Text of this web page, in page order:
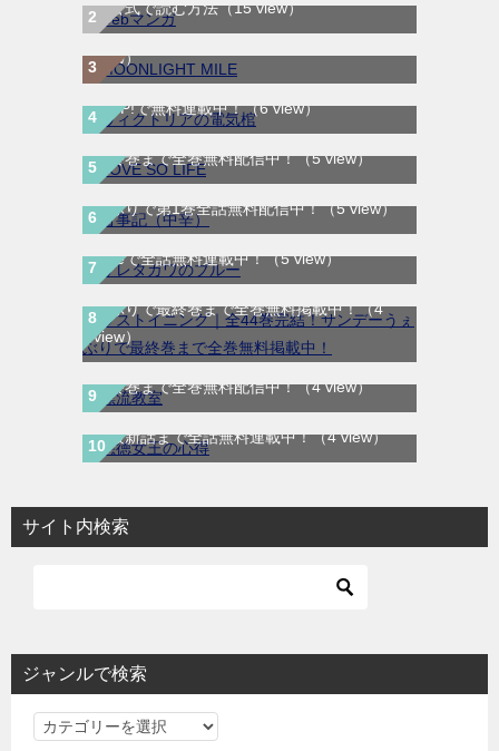
を公式で読む方法（15 view）
ワンで最新刊まで全巻無料配信中！（15
view）
ヴィクトリアの電気棺｜最新刊第2巻！マン
ガUP!で無料連載中！（6 view）
LOVE SO LIFE｜全17巻完結！マンガParkで
最終巻まで全巻無料配信中！（5 view）
古事記（中辛）｜最新刊第2巻！サンデーう
ぇぶりで第1巻全話無料配信中！（5 view）
サレタガワのブルー｜最新刊第5巻！妻の不
倫から始まる物語の結末やいかに！マンガ
Meeで全話無料連載中！（5 view）
ラストイニング｜全44巻完結！サンデーう
ぇぶりで最終巻まで全巻無料掲載中！（4
view）
漂流教室｜全6巻完結！サンデーうぇぶりで
最終巻まで全巻無料配信中！（4 view）
悪徳女王の心得｜最新刊第3巻！マンガUP!
で最新話まで全話無料連載中！（4 view）
サイト内検索
ジャンルで検索
ジ